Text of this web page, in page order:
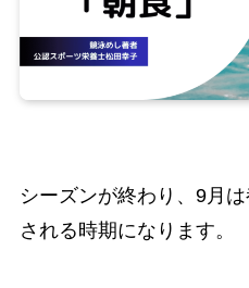
シーズンが終わり、9月
される時期になります。